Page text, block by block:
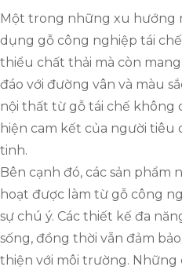
Một trong những xu hướng
dụng gỗ công nghiệp tái
thiểu chất thải mà còn
đáo với đường vân và màu
nội thất từ gỗ tái chế không
hiện cam kết của người tiêu
tinh.
Bên cạnh đó, các sản phẩm
hoạt được làm từ gỗ công
sự chú ý. Các thiết kế đa
sống, đồng thời vẫn đảm
thiện với môi trường. Những